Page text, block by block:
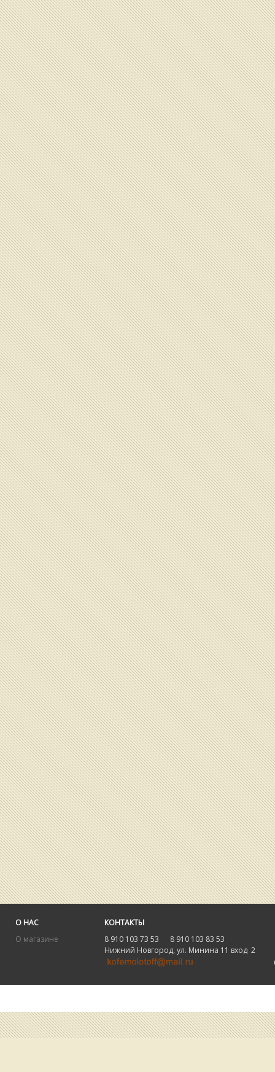
О НАС
О магазине
КОНТАКТЫ
8 910 103 73 53 8 910 103 83 53
Нижний Новгород, ул. Минина 11 вход 2